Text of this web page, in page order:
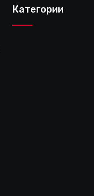
Категории